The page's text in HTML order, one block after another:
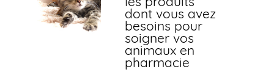
dont vous avez
besoins pour
soigner vos
animaux en
pharmacie